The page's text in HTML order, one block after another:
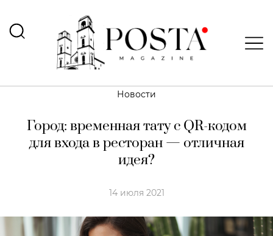
Новости
Город: временная тату с QR-кодом
для входа в ресторан — отличная
идея?
14 июля 2021